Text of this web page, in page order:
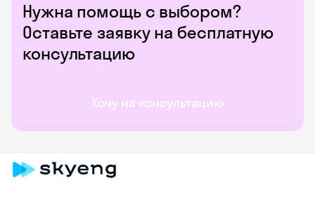
Нужна помощь с выбором?
Оставьте заявку на бесплатную
консультацию
Хочу на консультацию